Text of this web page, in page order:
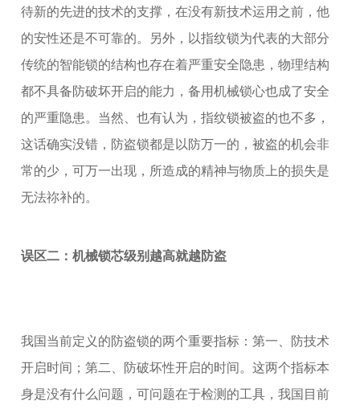
待新的先进的技术的支撑，在没有新技术运用之前，他
的安性还是不可靠的。另外，以指纹锁为代表的大部分
传统的智能锁的结构也存在着严重安全隐患，物理结构
都不具备防破坏开启的能力，备用机械锁心也成了安全
的严重隐患。当然、也有认为，指纹锁被盗的也不多，
这话确实没错，防盗锁都是以防万一的，被盗的机会非
常的少，可万一出现，所造成的精神与物质上的损失是
无法祢补的。
误区二：机械锁芯级别越高就越防盗
我国当前定义的防盗锁的两个重要指标：第一、防技术
开启时间；第二、防破坏性开启的时间。这两个指标本
身是没有什么问题，可问题在于检测的工具，我国目前